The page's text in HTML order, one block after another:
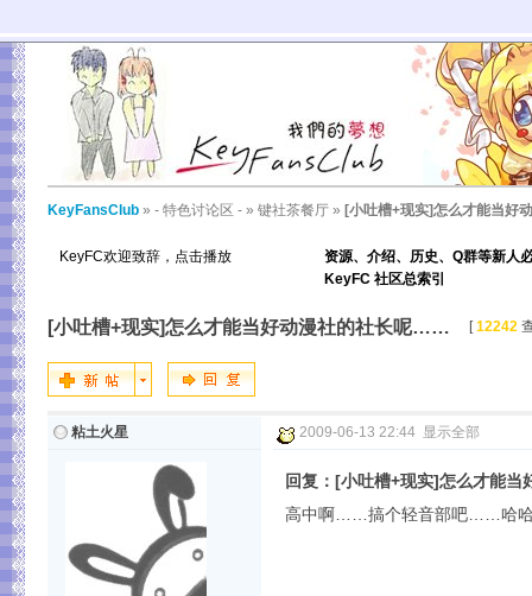
KeyFansClub » - 特色讨论区 - » 键社茶餐厅 » [小吐槽+现实]怎么才能当好
KeyFC欢迎致辞，点击播放
资源、介绍、历史、Q群等新人
KeyFC 社区总索引
[小吐槽+现实]怎么才能当好动漫社的社长呢…… [12242
粘土火星 2009-06-13 22:44 显示全部
回复：[小吐槽+现实]怎么才能
高中啊……搞个轻音部吧……哈